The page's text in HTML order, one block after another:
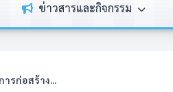
ข่าวสารและกิจกรรม
รก่อสร้าง...